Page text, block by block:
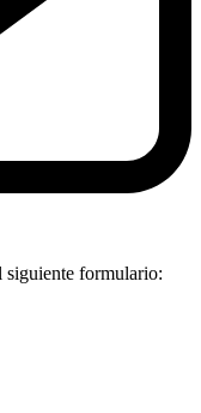
siguiente formulario: